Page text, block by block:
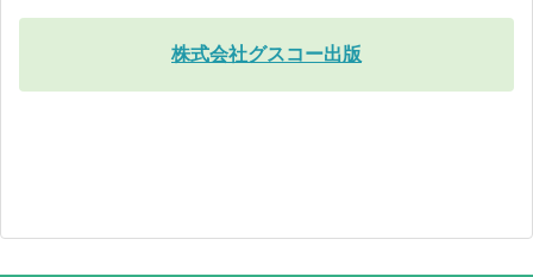
株式会社グスコー出版